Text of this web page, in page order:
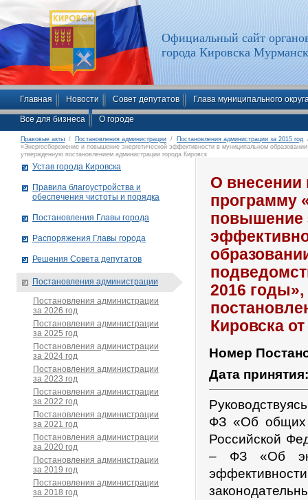
Официальный сайт
города Кировска
Главная Новости Совет депутатов Глава муниципального
Все для бизнеса О городе
Правовые акты / Постановления администрации / Постановления администрации за 2015 год
«Энергосбережение и повышение энергетической эффективности в муниципальном
утвержденную постановлением администрации города Кировск
О внесении
программу
повышение
2016
Кировска
Номер
Дата
ФЗ «Об общих
Российской
– ФЗ «Об
Устав города Кировска
Правила благоустройства и
обеспечения чистоты и порядка
Постановления Главы города
Распоряжения Главы города
Решения Совета депутатов
Постановления администрации
Постановления администрации
за 2026 год
Постановления администрации
за 2025 год
Постановления администрации
за 2024 год
Постановления администрации
за 2023 год
Постановления администрации
за 2022 год
Постановления администрации
за 2021 год
Постановления администрации
за 2020 год
Постановления администрации
за 2019 год
Постановления администрации
за 2018 год